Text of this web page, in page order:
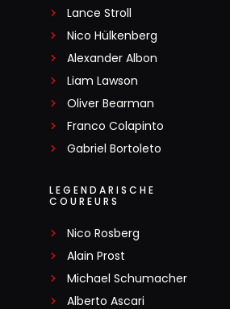
Lance Stroll
Nico Hülkenberg
Alexander Albon
Liam Lawson
Oliver Bearman
Franco Colapinto
Gabriel Bortoleto
LEGENDARISCHE
COUREURS
Nico Rosberg
Alain Prost
Michael Schumacher
Alberto Ascari